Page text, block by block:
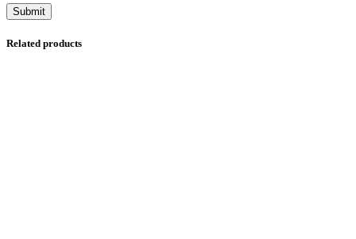
Related products